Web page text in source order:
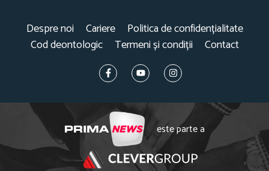
Despre noi Cariere
Politica de confidențialitate
Cod deontologic
Termeni și condiții Contact
este parte a